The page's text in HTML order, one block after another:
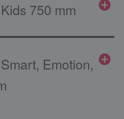
Kids 750 mm